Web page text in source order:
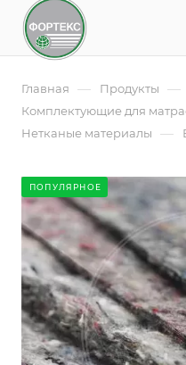
Главная — Продукты —
Комплектующие для
Нетканые материалы —
ПОПУЛЯРНОЕ
Войлок в
Арт.Войлок
Войлок в рулонах –
пропускает воздух.
Подробности